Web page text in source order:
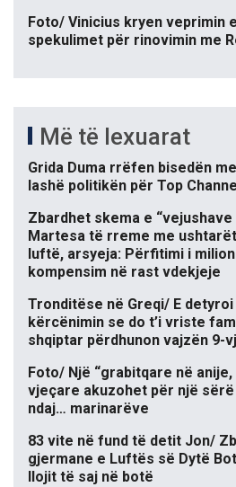
Foto/ Vinicius kryen veprimin
spekulimet për rinovimin me
Më të lexuarat
Grida Duma rrëfen bisedën
lashë politikën për Top
Zbardhet skema e
Martesa të rreme me
luftë, arsyeja: Përfitimi i
kompensim në rast vdekjeje
Tronditëse në Greqi/ E
kërcënimin se do t’i vriste
shqiptar përdhunon vajzën 9-
Foto/ Një “grabitqare në
vjeçare akuzohet për një
ndaj… marinarëve
83 vite në fund të detit Jon/
gjermane e Luftës së Dytë
llojit të saj në botë